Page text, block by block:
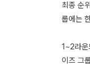
최종 순
룹에는
1~2라운
이즈 그